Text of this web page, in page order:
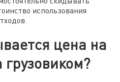
использования
цена на